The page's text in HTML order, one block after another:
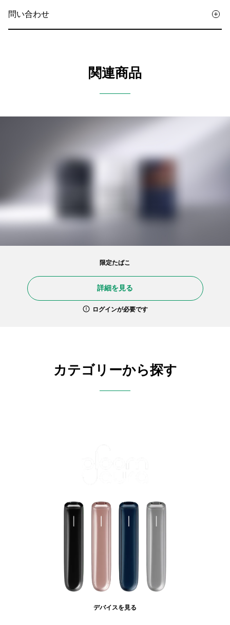
問い合わせ
関連商品
限定たばこ
詳細を見る
ログインが必要です
カテゴリーから探す
デバイスを見る